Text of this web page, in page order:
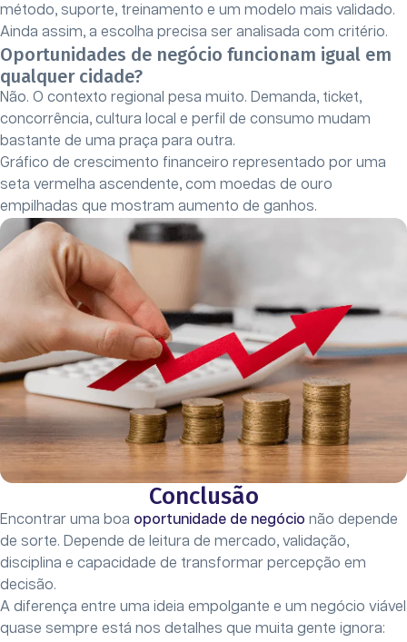
método, suporte, treinamento e um modelo mais validado.
Ainda assim, a escolha precisa ser analisada com critério.
Oportunidades de negócio funcionam igual em
qualquer cidade?
Não. O contexto regional pesa muito. Demanda, ticket,
concorrência, cultura local e perfil de consumo mudam
bastante de uma praça para outra.
Gráfico de crescimento financeiro representado por uma
seta vermelha ascendente, com moedas de ouro
empilhadas que mostram aumento de ganhos.
Conclusão
Encontrar uma boa oportunidade de negócio não depende
de sorte. Depende de leitura de mercado, validação,
disciplina e capacidade de transformar percepção em
decisão.
A diferença entre uma ideia empolgante e um negócio viável
quase sempre está nos detalhes que muita gente ignora: